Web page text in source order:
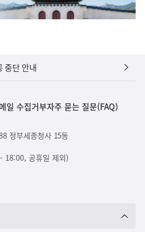
중단 안내
일 수집거부자주 묻는 질문(FAQ)
정부세종청사 15동
공휴일 제외)